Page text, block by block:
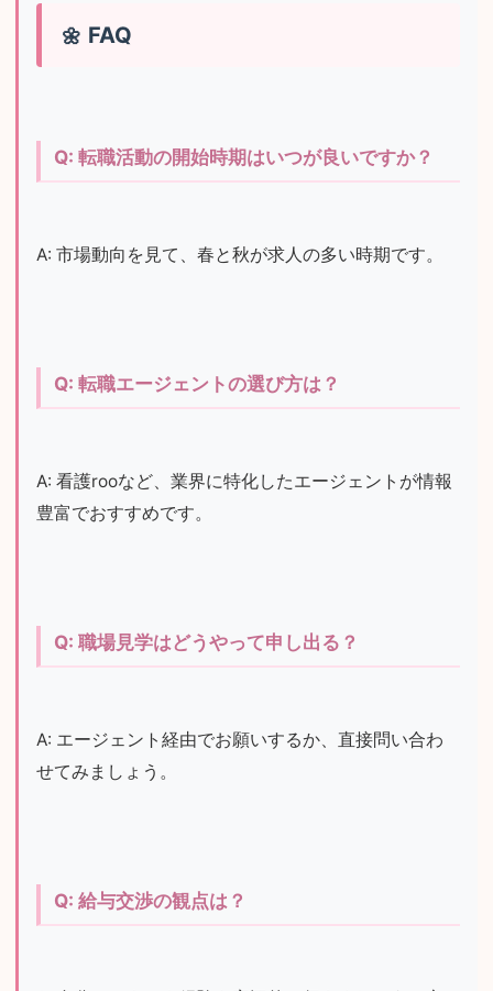
FAQ
Q: 転職活動の開始時期はいつが良いですか？
A: 市場動向を見て、春と秋が求人の多い時期です。
Q: 転職エージェントの選び方は？
A: 看護rooなど、業界に特化したエージェントが情報
豊富でおすすめです。
Q: 職場見学はどうやって申し出る？
A: エージェント経由でお願いするか、直接問い合わ
せてみましょう。
Q: 給与交渉の観点は？